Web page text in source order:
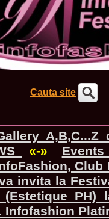
Cauta site
«-»
invita la
(Estetique PH)
Infofashion